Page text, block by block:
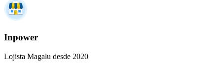
Inpower
Lojista Magalu desde 2020